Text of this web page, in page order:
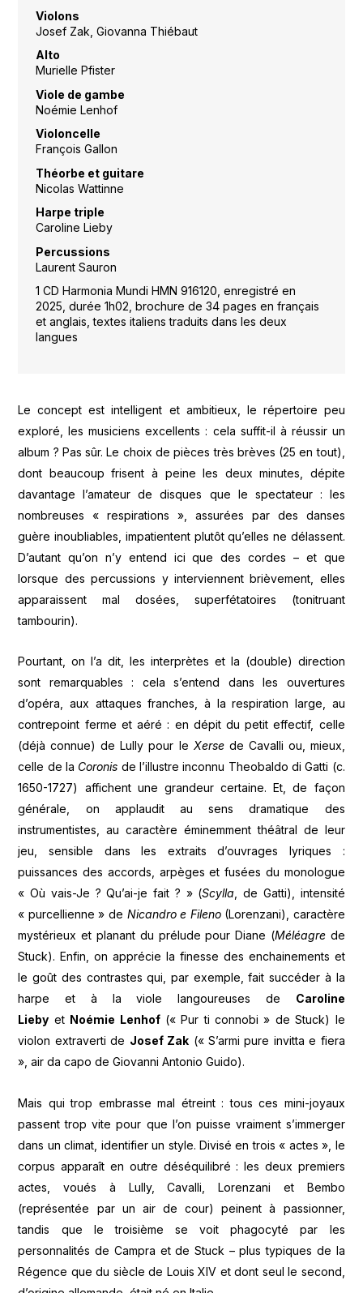
Violons
Josef Zak, Giovanna Thiébaut
Alto
Murielle Pfister
Viole de gambe
Noémie Lenhof
Violoncelle
François Gallon
Théorbe et guitare
Nicolas Wattinne
Harpe triple
Caroline Lieby
Percussions
Laurent Sauron
1 CD Harmonia Mundi HMN 916120, enregistré en
2025, durée 1h02, brochure de 34 pages en français
et anglais, textes italiens traduits dans les deux
langues
Le concept est intelligent et ambitieux, le répertoire peu
exploré, les musiciens excellents : cela suffit-il à réussir un
album ? Pas sûr. Le choix de pièces très brèves (25 en tout),
dont beaucoup frisent à peine les deux minutes, dépite
davantage l’amateur de disques que le spectateur : les
nombreuses « respirations », assurées par des danses
guère inoubliables, impatientent plutôt qu’elles ne délassent.
D’autant qu’on n’y entend ici que des cordes – et que
lorsque des percussions y interviennent brièvement, elles
apparaissent mal dosées, superfétatoires (tonitruant
tambourin).
Pourtant, on l’a dit, les interprètes et la (double) direction
sont remarquables : cela s’entend dans les ouvertures
d’opéra, aux attaques franches, à la respiration large, au
contrepoint ferme et aéré : en dépit du petit effectif, celle
(déjà connue) de Lully pour le Xersede Cavalli ou, mieux,
celle de la Coronis de l’illustre inconnu Theobaldo di Gatti (c.
1650-1727) affichent une grandeur certaine. Et, de façon
générale, on applaudit au sens dramatique des
instrumentistes, au caractère éminemment théâtral de leur
jeu, sensible dans les extraits d’ouvrages lyriques :
puissances des accords, arpèges et fusées du monologue
« Où vais-Je ? Qu’ai-je fait ? » (Scylla, de Gatti), intensité
« purcellienne » de Nicandro e Fileno(Lorenzani), caractère
mystérieux et planant du prélude pour Diane (Méléagrede
Stuck). Enfin, on apprécie la finesse des enchainements et
le goût des contrastes qui, par exemple, fait succéder à la
harpe et à la viole langoureuses de Caroline
Lieby et Noémie Lenhof(« Pur ti connobi » de Stuck) le
violon extraverti de Josef Zak (« S’armi pure invitta e fiera
», air da capo de Giovanni Antonio Guido).
Mais qui trop embrasse mal étreint : tous ces mini-joyaux
passent trop vite pour que l’on puisse vraiment s’immerger
dans un climat, identifier un style. Divisé en trois « actes », le
corpus apparaît en outre déséquilibré : les deux premiers
actes, voués à Lully, Cavalli, Lorenzani et Bembo
(représentée par un air de cour) peinent à passionner,
tandis que le troisième se voit phagocyté par les
personnalités de Campra et de Stuck – plus typiques de la
Régence que du siècle de Louis XIV et dont seul le second,